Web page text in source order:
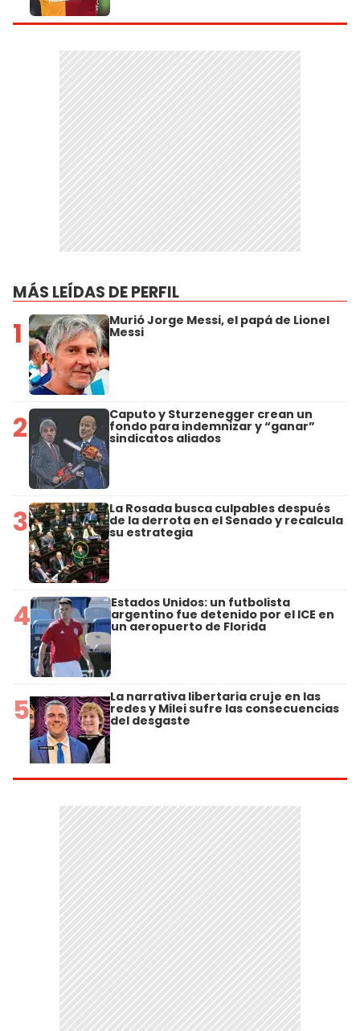
MÁS LEÍDAS DE PERFIL
1 Murió Jorge Messi, el papá de Lionel
Messi
2 Caputo y Sturzenegger crean un
fondo para indemnizar y “ganar”
sindicatos aliados
3 La Rosada busca culpables después
de la derrota en el Senado y recalcula
su estrategia
4 Estados Unidos: un futbolista
argentino fue detenido por el ICE en
un aeropuerto de Florida
5 La narrativa libertaria cruje en las
redes y Milei sufre las consecuencias
del desgaste